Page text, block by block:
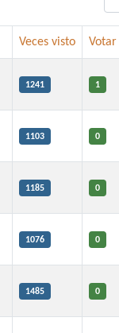
Veces visto Votar
1241 1
1103 0
1185 0
1076 0
1485 0